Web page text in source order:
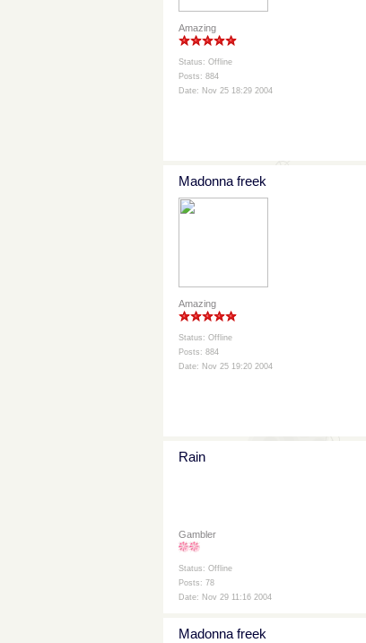
Amazing
Status: Offline
Posts: 884
Date: Nov 25 18:29 2004
Madonna freek
Amazing
Status: Offline
Posts: 884
Date: Nov 25 19:20 2004
Rain
Gambler
Status: Offline
Posts: 78
Date: Nov 29 11:16 2004
Madonna freek